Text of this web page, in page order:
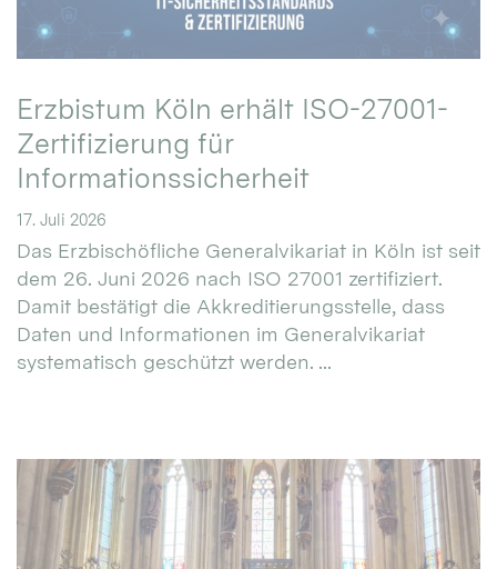
Erzbistum Köln erhält ISO-27001-
Zertifizierung für
Informationssicherheit
17. Juli 2026
Das Erzbischöfliche Generalvikariat in Köln ist seit
dem 26. Juni 2026 nach ISO 27001 zertifiziert.
Damit bestätigt die Akkreditierungsstelle, dass
Daten und Informationen im Generalvikariat
systematisch geschützt werden. ...